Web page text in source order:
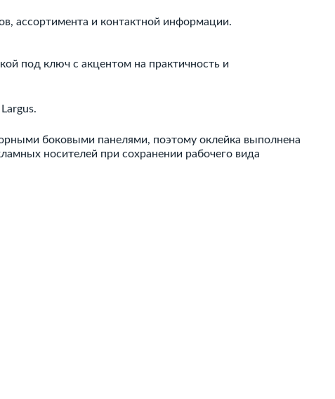
ассортимента и контактной информации.
под ключ с акцентом на практичность и
боковыми панелями, поэтому оклейка выполнена
носителей при сохранении рабочего вида